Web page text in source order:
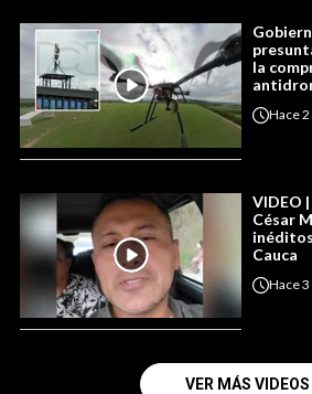
la
Hace2
VIDEO
César
Cauca
Hace3
VER MÁS VIDEOS